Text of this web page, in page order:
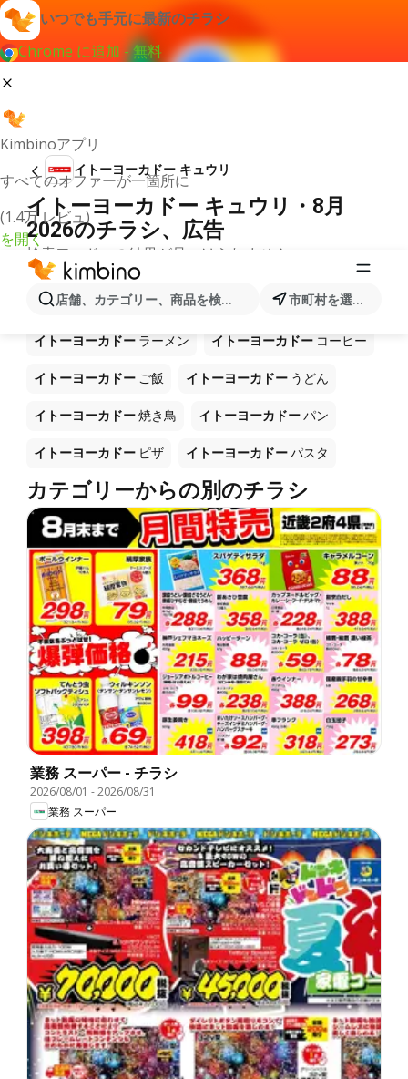
いつでも手元に最新のチラシ
Chrome に追加 - 無料
Kimbinoアプリ
すべてのオファーが一箇所に
(1.4万 レビュ)
を開く
店舗、カテゴリー、商品を検索... 市町村を選択します
イトーヨーカドー キュウリ
イトーヨーカドー キュウリ・8月
2026のチラシ、広告
検索ワードへの結果が見つけられません。
ショップ イトーヨーカドー で販売中
の他製品
イトーヨーカドー ラーメン イトーヨーカドー コーヒー
イトーヨーカドー ご飯 イトーヨーカドー うどん
イトーヨーカドー焼き鳥 イトーヨーカドーパン
イトーヨーカドー ピザ イトーヨーカドーパスタ
カテゴリーからの別のチラシ
業務 スーパー - チラシ
2026/08/01 -2026/08/31
業務 スーパー